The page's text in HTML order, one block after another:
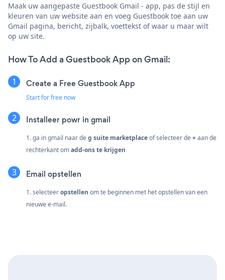
Maak uw aangepaste Guestbook Gmail - app, pas de stijl en
kleuren van uw website aan en voeg Guestbook toe aan uw
Gmail pagina, bericht, zijbalk, voettekst of waar u maar wilt
op uw site.
How To Add a Guestbook App on Gmail:
Create a Free Guestbook App
Start for free now
Installeer powr in gmail
1. ga in gmail naar deg suite marketplaceof selecteer de+aan de
rechterkant omadd-ons te krijgen
Email opstellen
1. selecteeropstellen om te beginnen met het opstellen van een
nieuwe e-mail.